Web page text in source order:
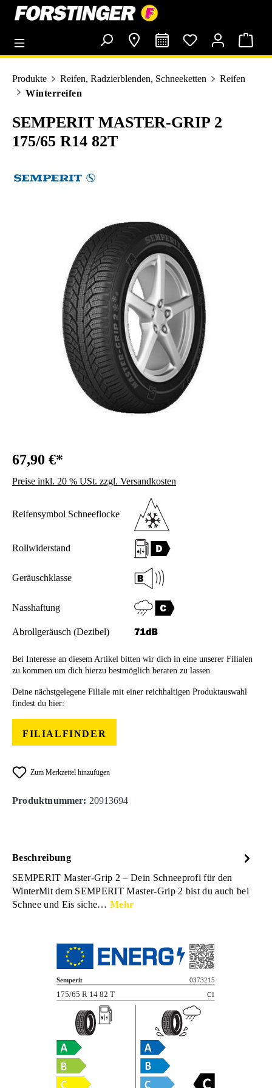
springen
Produkte Reifen, Radzierblenden, Schneeketten
Reifen
Winterreifen
SEMPERIT MASTER-GRIP 2
175/65 R14 82T
67,90 €*
Preise inkl. 20 % USt. zzgl. Versandkosten
Reifensymbol Schneeflocke
Rollwiderstand
Geräuschklasse
Nasshaftung
Abrollgeräusch (Dezibel)
Bei Interesse an diesem Artikel bitten wir dich in eine unserer Filialen
zu kommen um dich hierzu bestmöglich beraten zu lassen.
Deine nächstgelegene Filiale mit einer reichhaltigen Produktauswahl
findest du hier:
FILIALFINDER
Zum Merkzettel hinzufügen
Produktnummer: 20913694
Beschreibung
SEMPERIT Master-Grip 2 – Dein Schneeprofi für den
WinterMit dem SEMPERIT Master-Grip 2 bist du auch bei
Schnee und Eis siche…Mehr